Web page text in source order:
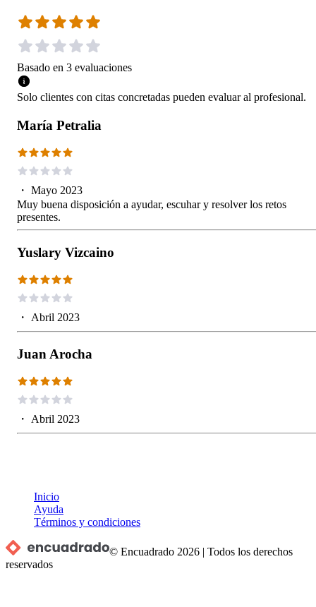
Basado en 3 evaluaciones
Solo clientes con citas concretadas pueden evaluar al profesional.
María Petralia
・ Mayo 2023
Muy buena disposición a ayudar, escuhar y resolver los retos
presentes.
Yuslary Vizcaino
・ Abril 2023
Juan Arocha
・ Abril 2023
Inicio
Ayuda
Términos y condiciones
© Encuadrado 2026 |Todos los derechos
reservados